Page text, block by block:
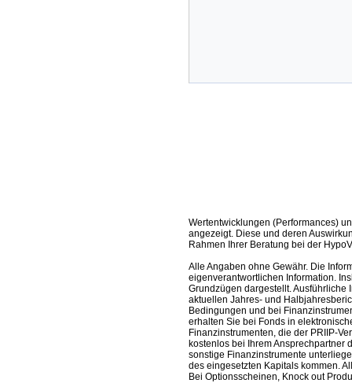
Wertentwicklungen (Performances)
angezeigt. Diese und deren
Rahmen Ihrer Beratung bei der
Alle Angaben ohne Gewähr. Die
eigenverantwortlichen Information.
Grundzügen dargestellt.
aktuellen Jahres- und
Bedingungen und bei
erhalten Sie bei Fonds in
Finanzinstrumenten, die der PRIIP-
kostenlos bei Ihrem Ansprechpartner
sonstige Finanzinstrumente
des eingesetzten Kapitals kommen.
Bei Optionsscheinen, Knock out